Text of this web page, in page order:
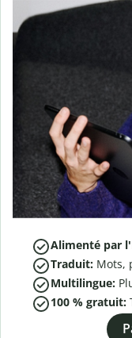
Alimenté par
Traduit: Mots,
Multilingue:
100 % gratuit: